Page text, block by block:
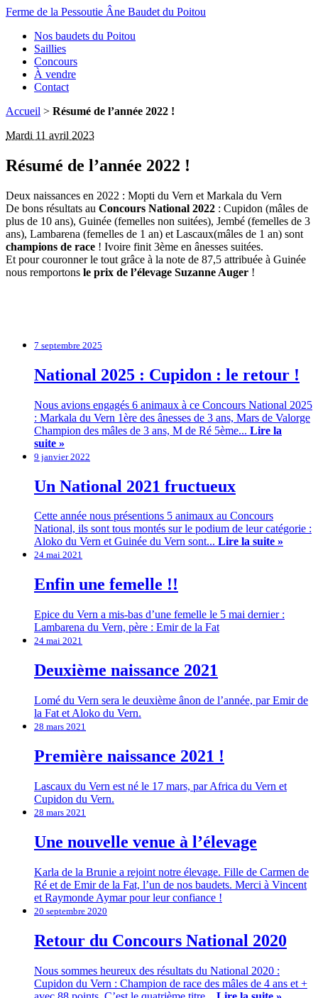
Ferme de la Pessoutie Âne Baudet du Poitou
Nos baudets du Poitou
Saillies
Concours
À vendre
Contact
Accueil > Résumé de l’année 2022 !
Mardi 11 avril 2023
Résumé de l’année 2022 !
Deux naissances en 2022 : Mopti du Vern et Markala du Vern
De bons résultats au Concours National 2022 : Cupidon (mâles de
plus de 10 ans), Guinée (femelles non suitées), Jembé (femelles de 3
ans), Lambarena (femelles de 1 an) et Lascaux(mâles de 1 an) sont
champions de race ! Ivoire finit 3ème en ânesses suitées.
Et pour couronner le tout grâce à la note de 87,5 attribuée à Guinée
nous remportons le prix de l’élevage Suzanne Auger !
7 septembre 2025
National 2025 : Cupidon : le retour !
Nous avions engagés 6 animaux à ce Concours National 2025
: Markala du Vern 1ère des ânesses de 3 ans, Mars de Valorge
Champion des mâles de 3 ans, M de Ré 5ème... Lire la
suite »
9 janvier 2022
Un National 2021 fructueux
Cette année nous présentions 5 animaux au Concours
National, ils sont tous montés sur le podium de leur catégorie :
Aloko du Vern et Guinée du Vern sont... Lire la suite »
24 mai 2021
Enfin une femelle !!
Epice du Vern a mis-bas d’une femelle le 5 mai dernier :
Lambarena du Vern, père : Emir de la Fat
24 mai 2021
Deuxième naissance 2021
Lomé du Vern sera le deuxième ânon de l’année, par Emir de
la Fat et Aloko du Vern.
28 mars 2021
Première naissance 2021 !
Lascaux du Vern est né le 17 mars, par Africa du Vern et
Cupidon du Vern.
28 mars 2021
Une nouvelle venue à l’élevage
Karla de la Brunie a rejoint notre élevage. Fille de Carmen de
Ré et de Emir de la Fat, l’un de nos baudets. Merci à Vincent
et Raymonde Aymar pour leur confiance !
20 septembre 2020
Retour du Concours National 2020
Nous sommes heureux des résultats du National 2020 :
Cupidon du Vern : Champion de race des mâles de 4 ans et +